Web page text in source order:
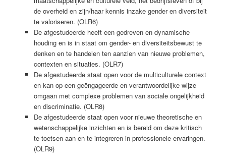
de overheid en zijn/haar kennis inzake gender en diversiteit
te valoriseren. (OLR6)
De afgestudeerde heeft een gedreven en dynamische
houding en is in staat om gender- en diversiteitsbewust te
denken en te handelen ten aanzien van nieuwe problemen,
contexten en situaties. (OLR7)
De afgestudeerde staat open voor de multiculturele context
en kan op een geëngageerde en verantwoordelijke wijze
omgaan met complexe problemen van sociale ongelijkheid
en discriminatie. (OLR8)
De afgestudeerde staat open voor nieuwe theoretische en
wetenschappelijke inzichten en is bereid om deze kritisch
te toetsen aan en te integreren in professionele ervaringen.
(OLR9)